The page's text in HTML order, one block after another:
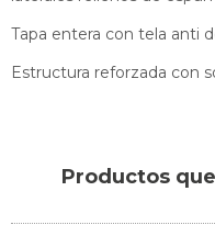
Tapa entera con tela anti
Estructura reforzada con
Productos